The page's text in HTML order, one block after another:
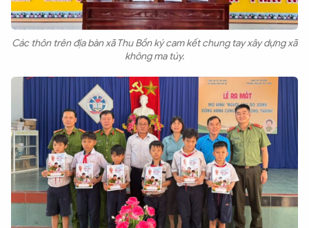
Các thôn trên địa bàn xã Thu Bồn ký cam kết chung tay xây dựng xã
không ma túy.